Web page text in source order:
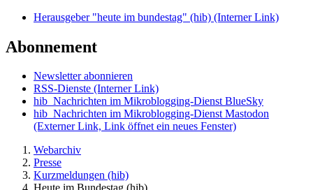
Herausgeber "heute im bundestag" (hib) (Interner Link)
Abonnement
Newsletter abonnieren
RSS-Dienste (Interner Link)
hib_Nachrichten im Mikroblogging-Dienst BlueSky
hib_Nachrichten im Mikroblogging-Dienst Mastodon
(Externer Link, Link öffnet ein neues Fenster)
Webarchiv
Presse
Kurzmeldungen (hib)